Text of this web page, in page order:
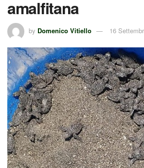
amalfitana
by Domenico Vitiello 16